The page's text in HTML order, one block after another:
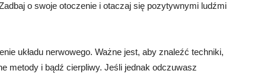
o swoje otoczenie i otaczaj się pozytywnymi ludźmi
układu nerwowego. Ważne jest, aby znaleźć techniki,
metody i bądź cierpliwy. Jeśli jednak odczuwasz